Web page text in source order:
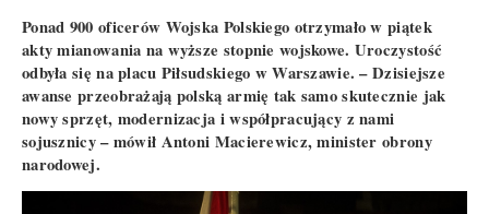
Ponad 900 oficerów Wojska Polskiego otrzymało w piątek
akty mianowania na wyższe stopnie wojskowe. Uroczystość
odbyła się na placu Piłsudskiego w Warszawie. – Dzisiejsze
awanse przeobrażają polską armię tak samo skutecznie jak
nowy sprzęt, modernizacja i współpracujący z nami
sojusznicy – mówił Antoni Macierewicz, minister obrony
narodowej.